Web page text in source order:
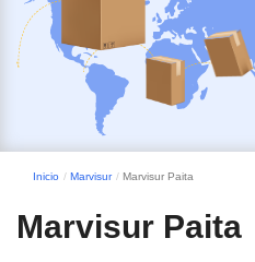
Inicio Marvisur Marvisur Paita
Marvisur Paita